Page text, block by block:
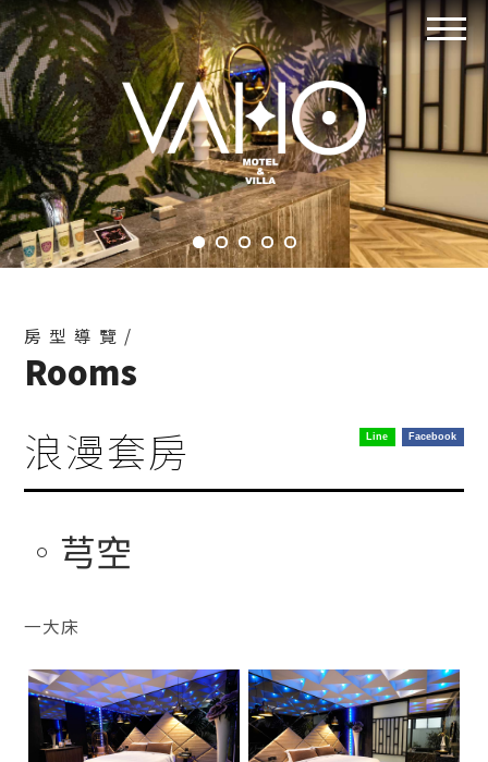
房型導覽/
Rooms
Facebook
Line
浪漫套房
芎空
一大床